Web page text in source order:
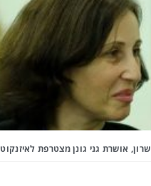
אושרת גני גונן מצטרפת לאיזנקוט